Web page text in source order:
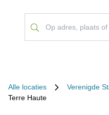
Alle locaties Verenigde
Terre Haute